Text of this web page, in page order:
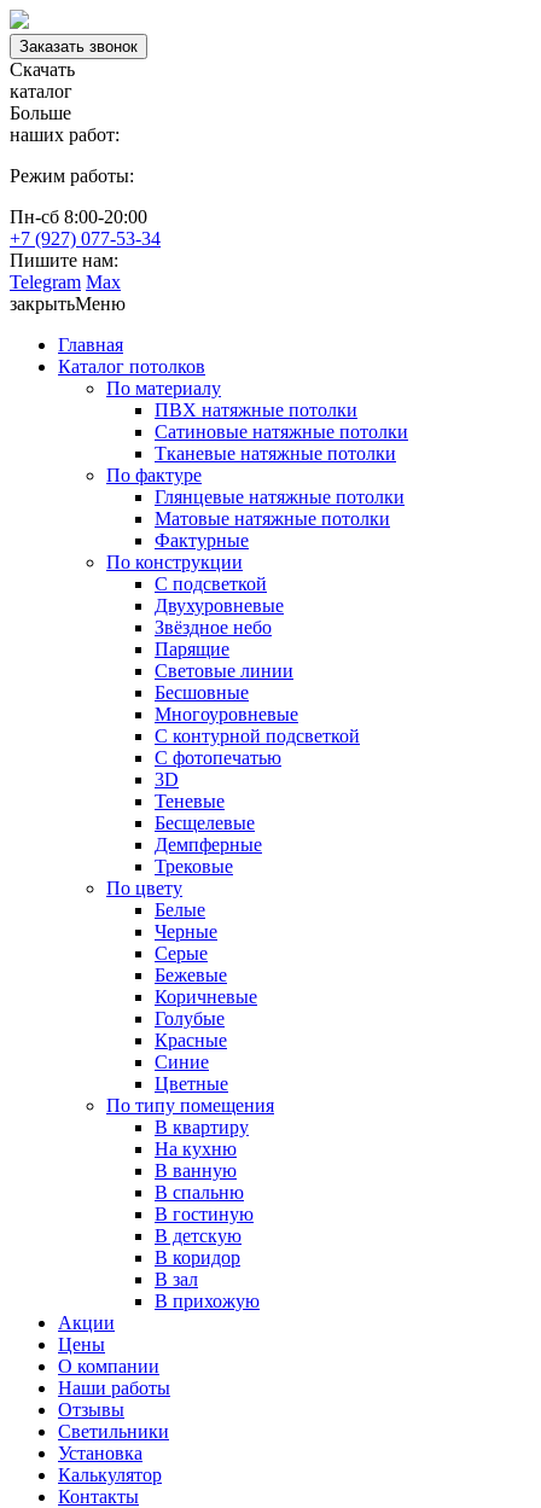
Заказать звонок
Скачать
каталог
Больше
наших работ:
Режим работы:
Пн-сб 8:00-20:00
+7 (927) 077-53-34
Пишите нам:
Telegram Max
закрытьМеню
Главная
Каталог потолков
По материалу
ПВХ натяжные потолки
Сатиновые натяжные потолки
Тканевые натяжные потолки
По фактуре
Глянцевые натяжные потолки
Матовые натяжные потолки
Фактурные
По конструкции
С подсветкой
Двухуровневые
Звёздное небо
Парящие
Световые линии
Бесшовные
Многоуровневые
С контурной подсветкой
С фотопечатью
3D
Теневые
Бесщелевые
Демпферные
Трековые
По цвету
Белые
Черные
Серые
Бежевые
Коричневые
Голубые
Красные
Синие
Цветные
По типу помещения
В квартиру
На кухню
В ванную
В спальню
В гостиную
В детскую
В коридор
В зал
В прихожую
Акции
Цены
О компании
Наши работы
Отзывы
Светильники
Установка
Калькулятор
Контакты